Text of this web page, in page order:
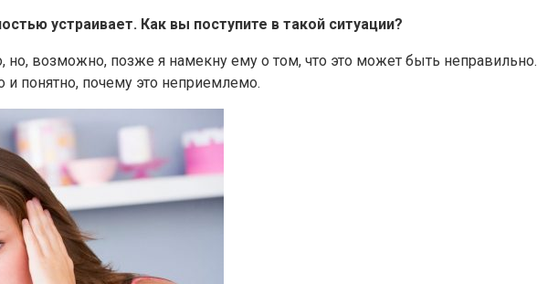
устраивает. Как вы поступите в такой ситуации?
но, возможно, позже я намекну ему о том, что это может быть неправильно.
понятно, почему это неприемлемо.